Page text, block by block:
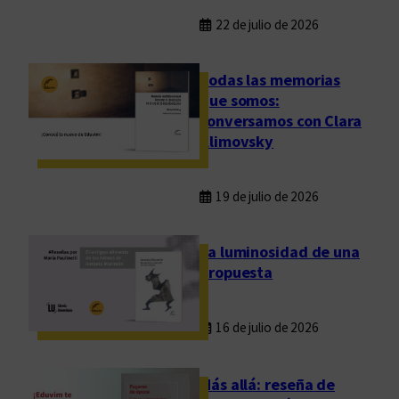
22 de julio de 2026
Todas las memorias
que somos:
conversamos con Clara
Klimovsky
19 de julio de 2026
La luminosidad de una
propuesta
16 de julio de 2026
Más allá: reseña de